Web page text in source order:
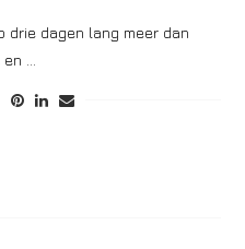
drie dagen lang meer dan
…